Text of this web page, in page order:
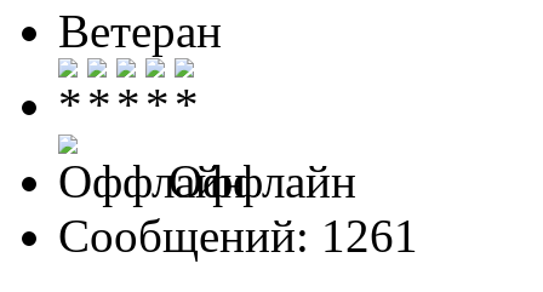
Ветеран
Оффлайн
Сообщений: 1261